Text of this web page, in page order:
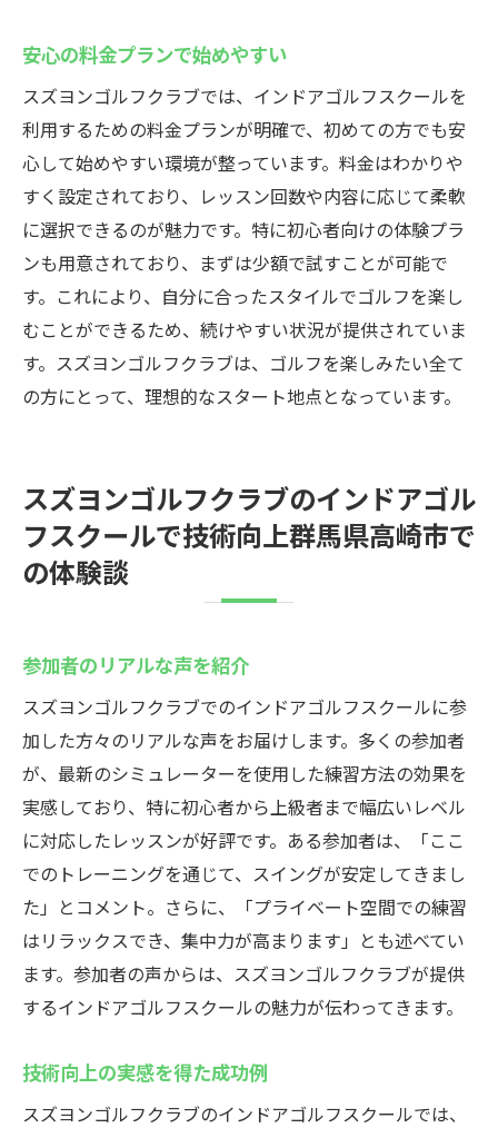
安心の料金プランで始めやすい
スズヨンゴルフクラブでは、インドアゴルフスクールを
利用するための料金プランが明確で、初めての方でも安
心して始めやすい環境が整っています。料金はわかりや
すく設定されており、レッスン回数や内容に応じて柔軟
に選択できるのが魅力です。特に初心者向けの体験プラ
ンも用意されており、まずは少額で試すことが可能で
す。これにより、自分に合ったスタイルでゴルフを楽し
むことができるため、続けやすい状況が提供されていま
す。スズヨンゴルフクラブは、ゴルフを楽しみたい全て
の方にとって、理想的なスタート地点となっています。
スズヨンゴルフクラブのインドアゴル
フスクールで技術向上群馬県高崎市で
の体験談
参加者のリアルな声を紹介
スズヨンゴルフクラブでのインドアゴルフスクールに参
加した方々のリアルな声をお届けします。多くの参加者
が、最新のシミュレーターを使用した練習方法の効果を
実感しており、特に初心者から上級者まで幅広いレベル
に対応したレッスンが好評です。ある参加者は、「ここ
でのトレーニングを通じて、スイングが安定してきまし
た」とコメント。さらに、「プライベート空間での練習
はリラックスでき、集中力が高まります」とも述べてい
ます。参加者の声からは、スズヨンゴルフクラブが提供
するインドアゴルフスクールの魅力が伝わってきます。
技術向上の実感を得た成功例
スズヨンゴルフクラブのインドアゴルフスクールでは、